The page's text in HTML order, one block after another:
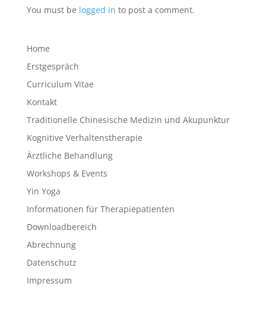
You must be logged in to post a comment.
Home
Erstgespräch
Curriculum Vitae
Kontakt
Traditionelle Chinesische Medizin und Akupunktur
Kognitive Verhaltenstherapie
Ärztliche Behandlung
Workshops & Events
Yin Yoga
Informationen für Therapiepatienten
Downloadbereich
Abrechnung
Datenschutz
Impressum